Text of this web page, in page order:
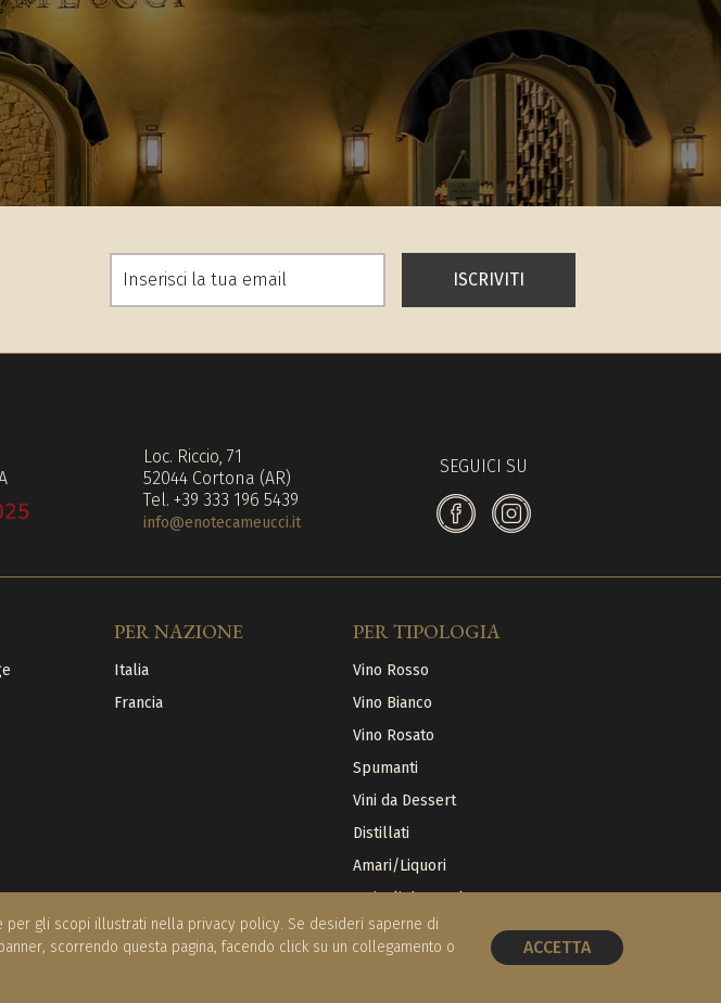
gli scopi illustrati nella privacy policy. Se desideri saperne di
scorrendo questa pagina, facendo click su un collegamento o
ACCETTA
ISCRIVITI
Loc. Riccio, 71
52044 Cortona (AR)
Tel. +39 333 196 5439
info@enotecameucci.it
SEGUICI SU
PER NAZIONE
Italia
Francia
PER TIPOLOGIA
Vino Rosso
Vino Bianco
Vino Rosato
Spumanti
Vini da Dessert
Distillati
Amari/Liquori
Articoli da regalo
PRENOTA UN TAVOLO